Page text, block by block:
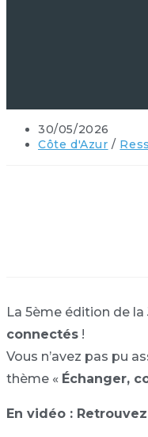
30/05/2026
Côte d'Azur /
La 5ème édition de
connectés !
Vous n’avez pas pu
thème « Échanger,
En vidéo :